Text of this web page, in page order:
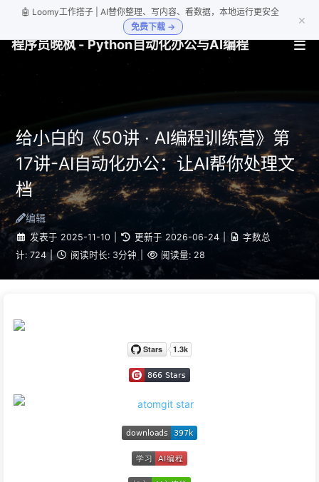
🤖 Loomy工作搭子 | AI替你整理、写内容、看数据，本地运行更安全
免费下载 →
×
程序员晚枫 - Python自动化办公与AI编程
给小白的《50讲 · AI编程训练营》第
17讲-AI自动化办公：让AI帮你处理文
档
编辑
发表于 2025-11-10 更新于 2026-06-24
字数总
计: 724 | 阅读时长: 3分钟 阅读量: 28